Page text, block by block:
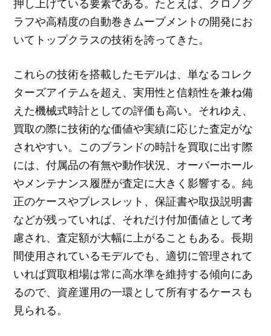
押し上げている要素である。たとえば、クロノグ
ラフや高精度の自動巻きムーブメントの開発にお
いてトップクラスの技術を誇ってきた。
これらの技術を搭載したモデルは、単なるコレク
ターズアイテムを超え、実用性と信頼性を兼ね備
えた機械式時計としての評価も高い。それゆえ、
買取の際に技術的な価値や実績に応じた査定がな
されやすい。このブランドの時計を買取に出す際
には、付属品の有無や動作状況、オーバーホール
やメンテナンス履歴が査定に大きく影響する。純
正のケースやブレスレット、保証書や取扱説明書
などが残っていれば、それだけ付加価値として考
慮され、査定額が大幅に上がることもある。長期
間使用されているモデルでも、適切に管理されて
いれば買取相場は常に高水準を維持する傾向にあ
るので、資産運用の一環として所有するケースも
見られる。